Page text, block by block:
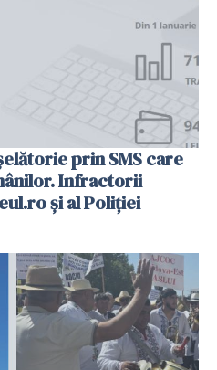
prin SMS care
Infractorii
și al Poliției